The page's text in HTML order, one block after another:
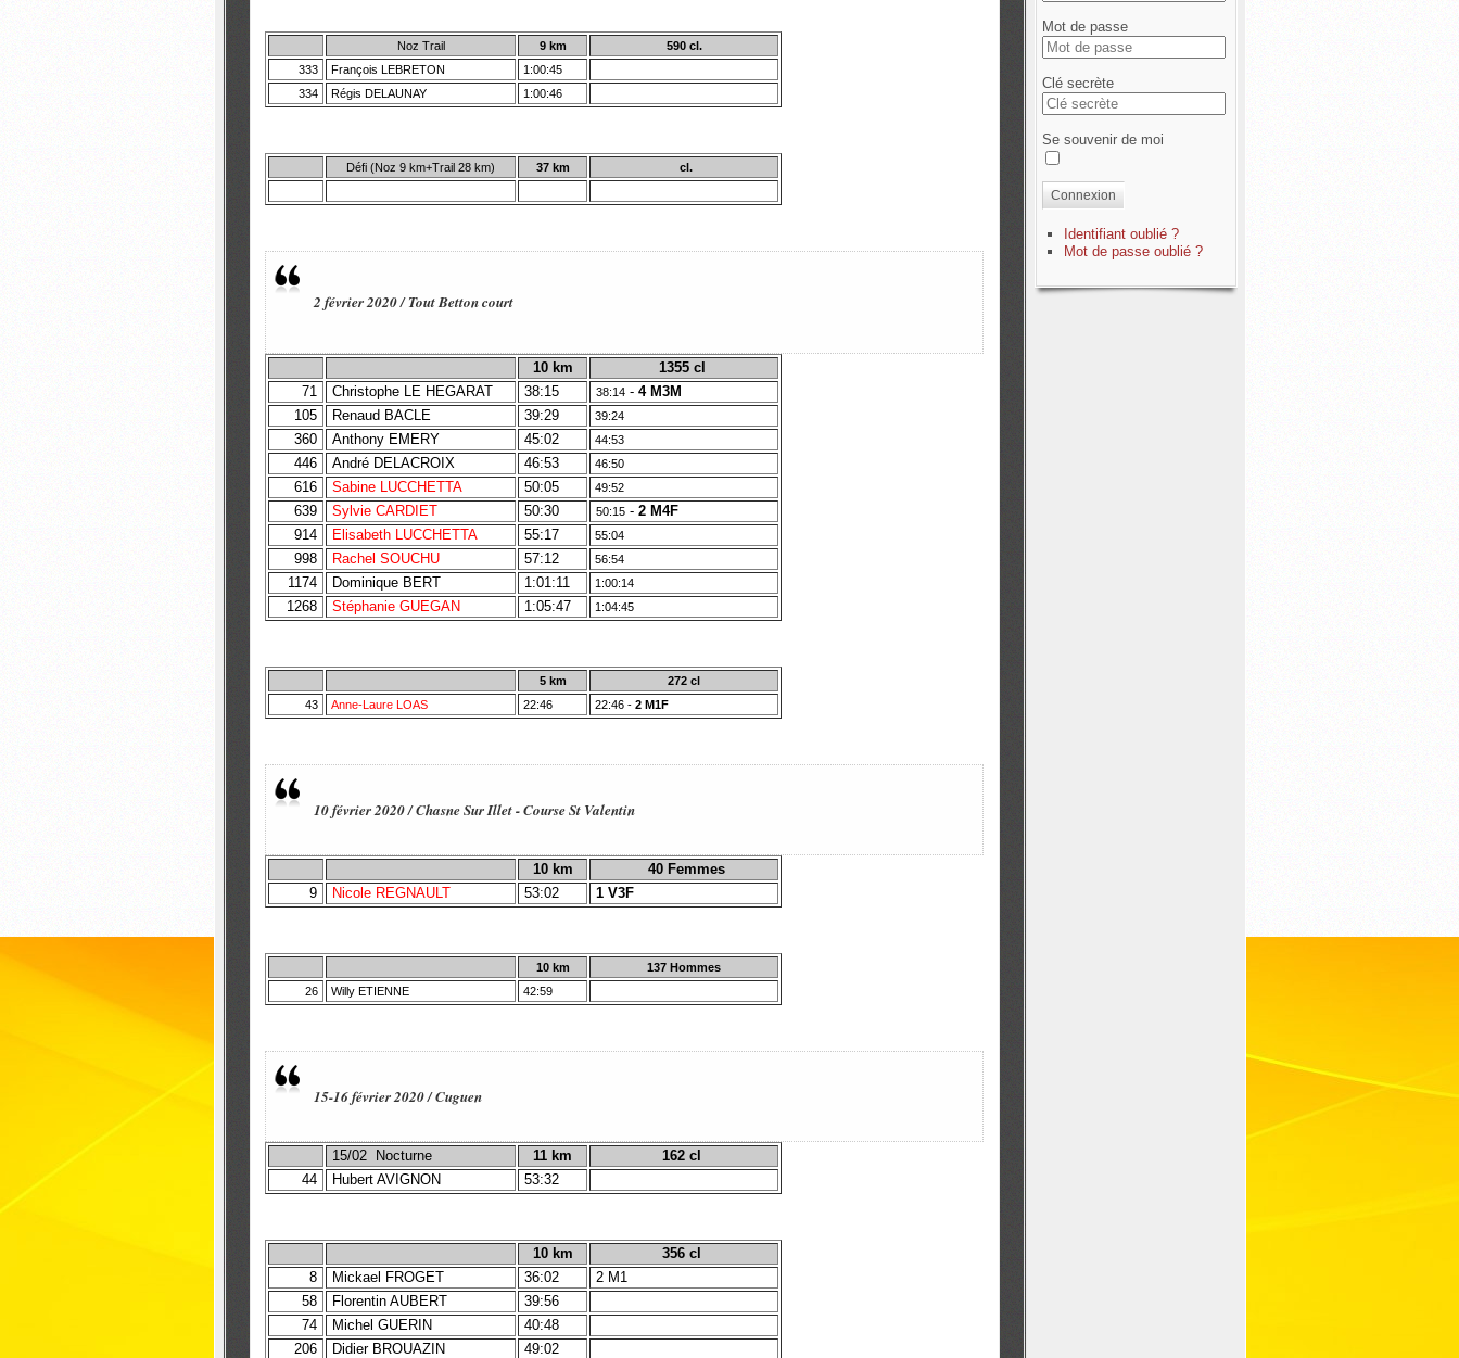
Noz Trail 9 km
590 cl.
333
François LEBRETON
1:00:45
334
Régis DELAUNAY 1:00:46
Défi (Noz 9 km+Trail 28 km) 37 km cl.
2 février 2020 / Tout Betton court
10 km
1355 cl
71
Christophe LE HEGARAT 38:15 38:14 -4 M3M
105
Renaud BACLE 39:29 39:24
360 Anthony EMERY 45:02 44:53
446 André DELACROIX 46:53 46:50
616 Sabine LUCCHETTA 50:05 49:52
639 Sylvie CARDIET 50:30 50:15 -2 M4F
914
Elisabeth LUCCHETTA 55:17 55:04
998 Rachel SOUCHU 57:12 56:54
1174 Dominique BERT 1:01:11 1:00:14
1268 Stéphanie GUEGAN 1:05:47 1:04:45
5 km
272 cl
43
Anne-Laure LOAS 22:46 22:46 -2 M1F
10 février 2020 / Chasne Sur Illet - Course St Valentin
10 km
40 Femmes
9
Nicole REGNAULT 53:02 1 V3F
10 km
137 Hommes
26
Willy ETIENNE 42:59
15-16 février 2020 / Cuguen
15/02 Nocturne 11 km
162 cl
44
Hubert AVIGNON 53:32
10 km
356 cl
8
Mickael FROGET 36:02
2 M1
58
Florentin AUBERT
39:56
74
Michel GUERIN
40:48
206
Didier BROUAZIN 49:02
Mot de passe
Clé secrète
Se souvenir de moi
Connexion
Identifiant oublié ?
Mot de passe oublié ?